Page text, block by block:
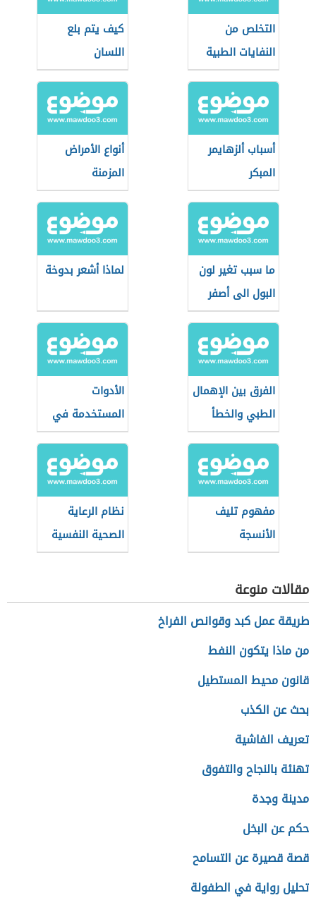
التخلص من
النفايات الطبية
كيف يتم بلع
اللسان
أسباب ألزهايمر
المبكر
أنواع الأمراض
المزمنة
ما سبب تغير لون
البول الى أصفر
غامق
لماذا أشعر بدوخة
الفرق بين الإهمال
الطبي والخطأ
الطبي
الأدوات
المستخدمة في
طب النساء
والتوليد
مفهوم تليف
الأنسجة
نظام الرعاية
الصحية النفسية
(نظام سعودي)
مقالات منوعة
طريقة عمل كبد وقوانص الفراخ
من ماذا يتكون النفط
قانون محيط المستطيل
بحث عن الكذب
تعريف الفاشية
تهنئة بالنجاح والتفوق
مدينة وجدة
حكم عن البخل
قصة قصيرة عن التسامح
تحليل رواية في الطفولة